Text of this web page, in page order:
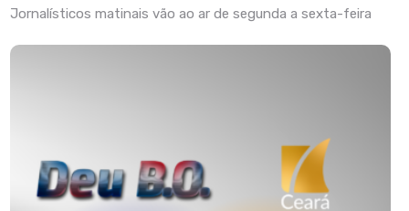
Jornalísticos matinais vão ao ar de segunda a sexta-feira